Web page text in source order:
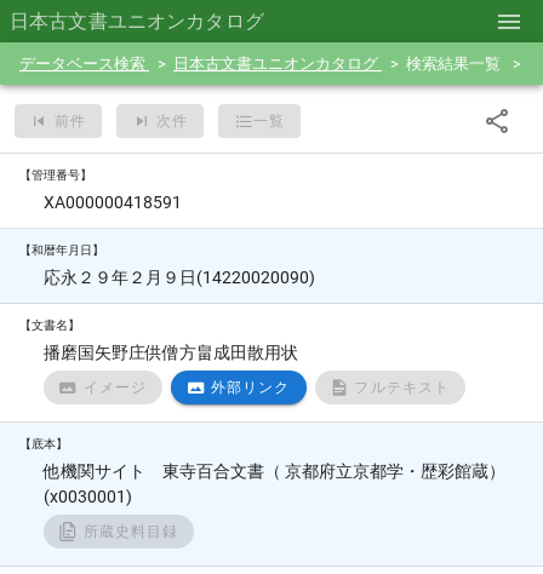
日本古文書ユニオンカタログ
データベース検索 日本古文書ユニオンカタログ 検索結果一覧
前件 次件 一覧
【管理番号】
XA000000418591
【和暦年月日】
応永２９年２月９日(14220020090)
【文書名】
播磨国矢野庄供僧方畠成田散用状
イメージ 外部リンク フルテキスト
【底本】
他機関サイト 東寺百合文書（ 京都府立京都学・歴彩館蔵）
(x0030001)
所蔵史料目録